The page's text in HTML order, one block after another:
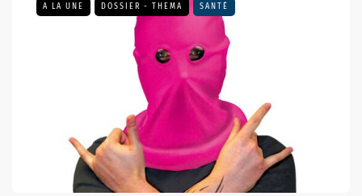
A LA UNE DOSSIER - THEMA SANTÉ